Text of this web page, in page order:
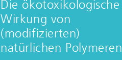
Die ökotoxikologische
Wirkung von
(modifizierten)
natürlichen Polymeren